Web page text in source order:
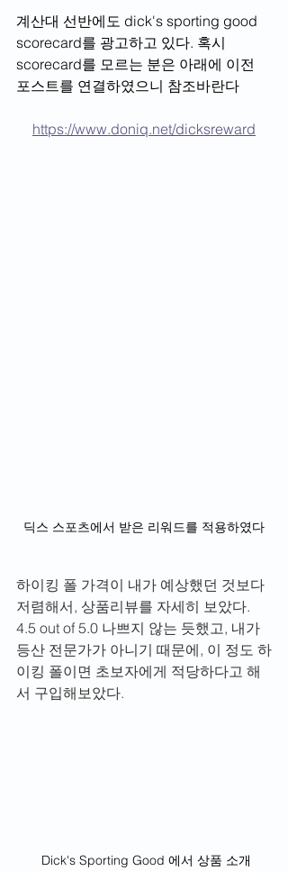
계산대 선반에도 dick's sporting good
scorecard를 광고하고 있다. 혹시
scorecard를 모르는 분은 아래에 이전
포스트를 연결하였으니 참조바란다
https://www.doniq.net/dicksreward
딕스 스포츠에서 받은 리워드를 적용하였다
하이킹 폴 가격이 내가 예상했던 것보다
저렴해서, 상품리뷰를 자세히 보았다.
4.5 out of 5.0 나쁘지 않는 듯했고, 내가
등산 전문가가 아니기 때문에, 이 정도 하
이킹 폴이면 초보자에게 적당하다고 해
서 구입해보았다.
Dick's Sporting Good 에서 상품 소개